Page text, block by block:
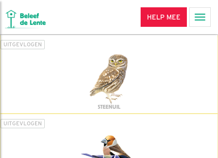
HELP MEE
UITGEVLOGEN
STEENUIL
UITGEVLOGEN